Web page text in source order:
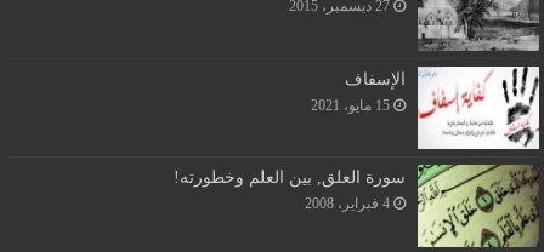
27 ديسمبر، 2015
الإسفاف
15 مايو، 2021
سورة العلق, بين العلم وخطورته!
4 فبراير، 2008